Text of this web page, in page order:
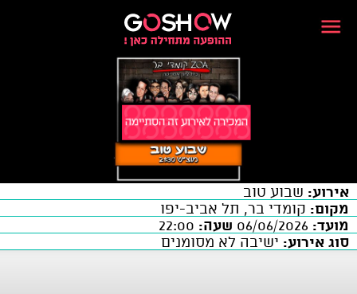
אירוע: שבוע טוב
מקום: קומדי בר, תל אביב-יפו
מועד:
שעה:
סוג אירוע: ישיבה לא מסומנים